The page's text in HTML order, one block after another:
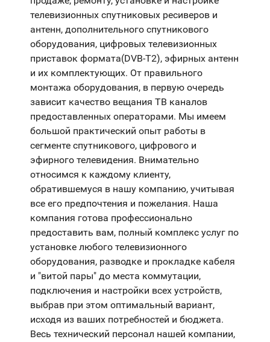
телевизионных спутниковых ресиверов и
антенн, дополнительного спутникового
оборудования, цифровых телевизионных
приставок формата(DVB-T2), эфирных антенн
и их комплектующих. От правильного
монтажа оборудования, в первую очередь
зависит качество вещания ТВ каналов
предоставленных операторами. Мы имеем
большой практический опыт работы в
сегменте спутникового, цифрового и
эфирного телевидения. Внимательно
относимся к каждому клиенту,
обратившемуся в нашу компанию, учитывая
все его предпочтения и пожелания. Наша
компания готова профессионально
предоставить вам, полный комплекс услуг по
установке любого телевизионного
оборудования, разводке и прокладке кабеля
и "витой пары" до места коммутации,
подключения и настройки всех устройств,
выбрав при этом оптимальный вариант,
исходя из ваших потребностей и бюджета.
Весь технический персонал нашей компании,